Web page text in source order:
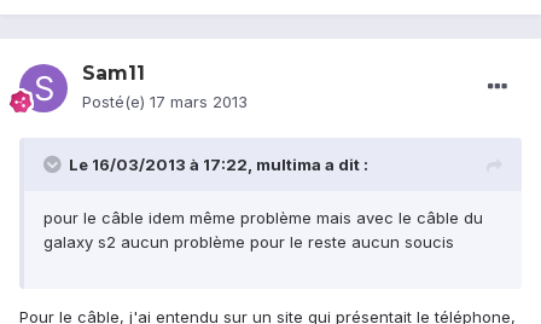
Sam11
Posté(e) 17 mars 2013
Le 16/03/2013 à 17:22, multima a dit :
pour le câble idem même problème mais avec le câble du
galaxy s2 aucun problème pour le reste aucun soucis
Pour le câble, j'ai entendu sur un site qui présentait le téléphone,